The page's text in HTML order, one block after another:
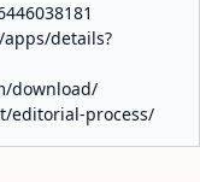
details?
download/
editorial-process/